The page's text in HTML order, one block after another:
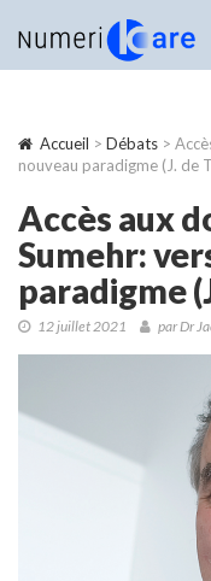
Accueil > Débats >
nouveau paradigme (J. de
Accès aux
Sumehr:
paradigme
12 juillet 2021 par Dr